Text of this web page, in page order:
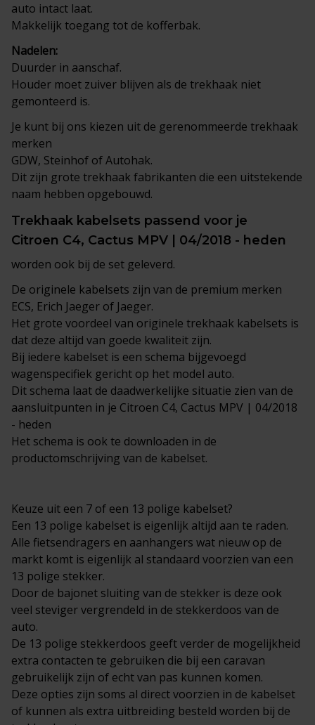
auto intact laat.
Makkelijk toegang tot de kofferbak.
Nadelen:
Duurder in aanschaf.
Houder moet zuiver blijven als de trekhaak niet
gemonteerd is.
Je kunt bij ons kiezen uit de gerenommeerde trekhaak
merken
GDW, Steinhof of Autohak.
Dit zijn grote trekhaak fabrikanten die een uitstekende
naam hebben opgebouwd.
Trekhaak kabelsets passend voor je
Citroen C4, Cactus MPV | 04/2018 - heden
worden ook bij de set geleverd.
De originele kabelsets zijn van de premium merken
ECS, Erich Jaeger of Jaeger.
Het grote voordeel van originele trekhaak kabelsets is
dat deze altijd van goede kwaliteit zijn.
Bij iedere kabelset is een schema bijgevoegd
wagenspecifiek gericht op het model auto.
Dit schema laat de daadwerkelijke situatie zien van de
aansluitpunten in je Citroen C4, Cactus MPV | 04/2018
- heden
Het schema is ook te downloaden in de
productomschrijving van de kabelset.
Keuze uit een 7 of een 13 polige kabelset?
Een 13 polige kabelset is eigenlijk altijd aan te raden.
Alle fietsendragers en aanhangers wat nieuw op de
markt komt is eigenlijk al standaard voorzien van een
13 polige stekker.
Door de bajonet sluiting van de stekker is deze ook
veel steviger vergrendeld in de stekkerdoos van de
auto.
De 13 polige stekkerdoos geeft verder de mogelijkheid
extra contacten te gebruiken die bij een caravan
gebruikelijk zijn of echt van pas kunnen komen.
Deze opties zijn soms al direct voorzien in de kabelset
of kunnen als extra uitbreiding besteld worden bij de